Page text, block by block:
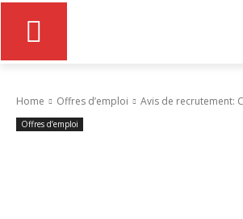
Home Offres d’emploi Avis de recrutement:
Offres d’emploi